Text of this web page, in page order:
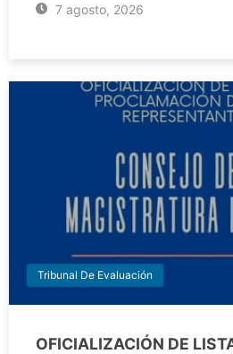
7 agosto, 2026
Tribunal De Evaluación
OFICIALIZACIÓN DE